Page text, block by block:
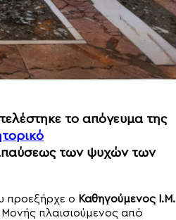
το απόγευμα της
των ψυχών των
προεξήρχε ο Καθηγούμενος Ι.Μ.
πλαισιούμενος από
Ιεράπετρας
στους φιλοξενουμένους
στην ΒΙΑΛ